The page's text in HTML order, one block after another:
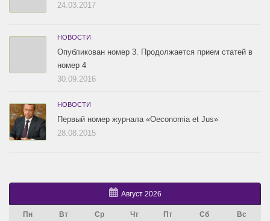
24.03.2017
НОВОСТИ
Опубликован номер 3. Продолжается прием статей в
номер 4
30.09.2016
НОВОСТИ
Первый номер журнала «Oeconomia et Jus»
28.08.2015
Август 2026
Пн Вт Ср Чт Пт Сб Вс